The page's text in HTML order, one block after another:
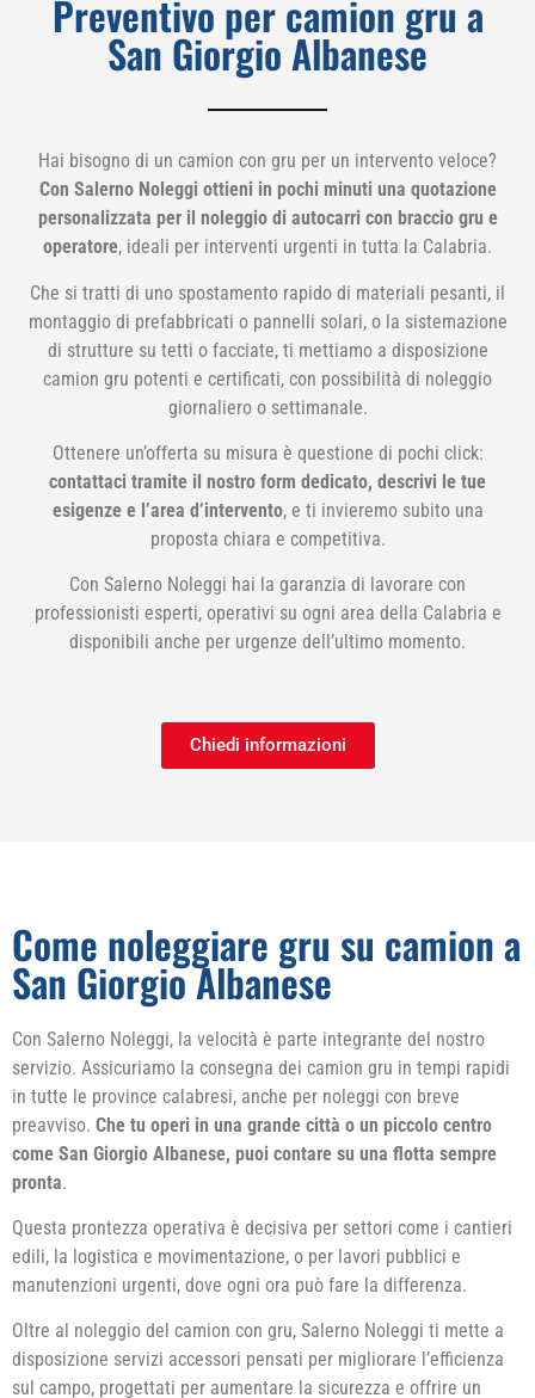
Preventivo per camion gru a
San Giorgio Albanese
Hai bisogno di un camion con gru per un intervento veloce?
Con Salerno Noleggi ottieni in pochi minuti una quotazione
personalizzata per il noleggio di autocarri con braccio gru e
operatore, ideali per interventi urgenti in tutta la Calabria.
Che si tratti di uno spostamento rapido di materiali pesanti, il
montaggio di prefabbricati o pannelli solari, o la sistemazione
di strutture su tetti o facciate, ti mettiamo a disposizione
camion gru potenti e certificati, con possibilità di noleggio
giornaliero o settimanale.
Ottenere un’offerta su misura è questione di pochi click:
contattaci tramite il nostro form dedicato, descrivi le tue
esigenze e l’area d’intervento, e ti invieremo subito una
proposta chiara e competitiva.
Con Salerno Noleggi hai la garanzia di lavorare con
professionisti esperti, operativi su ogni area della Calabria e
disponibili anche per urgenze dell’ultimo momento.
Chiedi informazioni
Come noleggiare gru su camion a
San Giorgio Albanese
Con Salerno Noleggi, la velocità è parte integrante del nostro
servizio. Assicuriamo la consegna dei camion gru in tempi rapidi
in tutte le province calabresi, anche per noleggi con breve
preavviso. Che tu operi in una grande città o un piccolo centro
come San Giorgio Albanese, puoi contare su una flotta sempre
pronta.
Questa prontezza operativa è decisiva per settori come i cantieri
edili, la logistica e movimentazione, o per lavori pubblici e
manutenzioni urgenti, dove ogni ora può fare la differenza.
Oltre al noleggio del camion con gru, Salerno Noleggi ti mette a
disposizione servizi accessori pensati per migliorare l’efficienza
sul campo, progettati per aumentare la sicurezza e offrire un